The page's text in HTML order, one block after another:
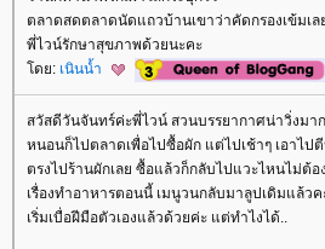
ตลาดสดตลาดนัดแถวบ้านเขาว่าคัดกรองเข้มเล
พี่ไวน์รักษาสุขภาพด้วยนะคะ
ดย: เนินน้ำ
สวัสดีวันจันทร์ค่ะพี่ไวน์ สวนบรรยากาศน่าวิ่งมา
หนอนก็ไปตลาดเพื่อไปซื้อผัก แต่ไปเช้าๆ เอาไป
ตรงไปร้านผักเลย ซื้อแล้วก็กลับไปแวะไหนไม่ต้อ
เรื่องทำอาหารตอนนี้ เมนูวนกลับมาลูปเดิมแล้วค
เริ่มเบื่อฝีมือตัวเองแล้วด้วยค่ะ แต่ทำไงได้..